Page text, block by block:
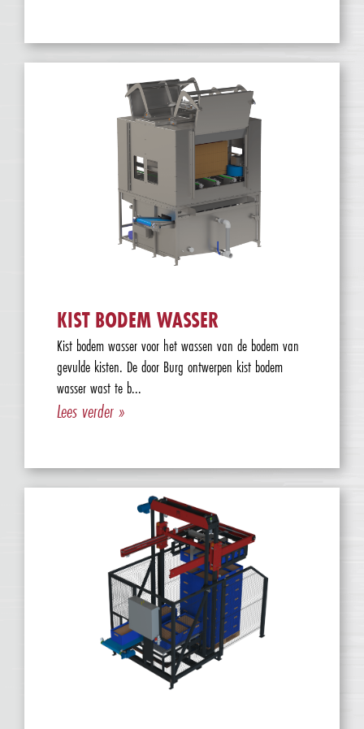
KIST BODEM WASSER
Kist bodem wasser voor het wassen van de bodem van
gevulde kisten. De door Burg ontwerpen kist bodem
wasser wast te b...
Lees verder »